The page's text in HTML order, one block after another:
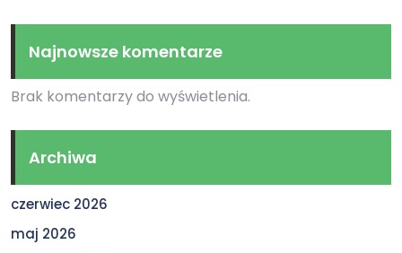
Najnowsze komentarze
Brak komentarzy do wyświetlenia.
Archiwa
czerwiec 2026
maj 2026